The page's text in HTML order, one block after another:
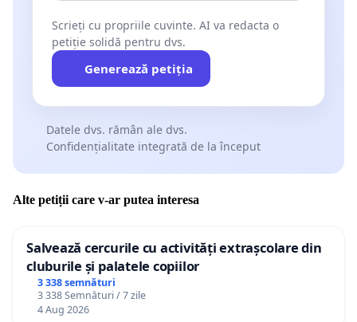
Scrieți cu propriile cuvinte. AI va redacta o
petiție solidă pentru dvs.
Generează petiția
Datele dvs. rămân ale dvs.
Confidențialitate integrată de la început
Alte petiții care v-ar putea interesa
Salvează cercurile cu activități extrașcolare din
cluburile și palatele copiilor
3 338 semnături
3 338 Semnături / 7 zile
4 Aug 2026